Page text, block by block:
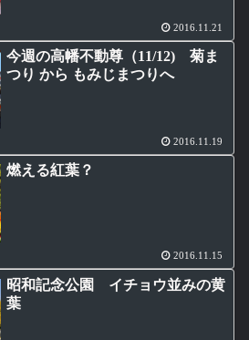
2016.11.21
今週の高幡不動尊（11/12) 菊ま
つり から もみじまつりへ
2016.11.19
燃える紅葉？
2016.11.15
昭和記念公園 イチョウ並みの黄
葉